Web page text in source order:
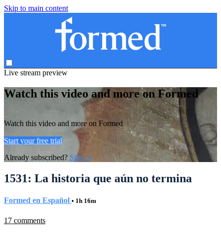
Skip to main content
Live stream preview
Watch this video and more on Formed
Watch this video and more on Formed
Start your free trial
Already subscribed? Sign in
1531: La historia que aún no termina
Formed en Español • 1h 16m
17 comments